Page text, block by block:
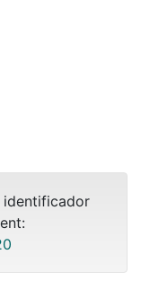
identificador